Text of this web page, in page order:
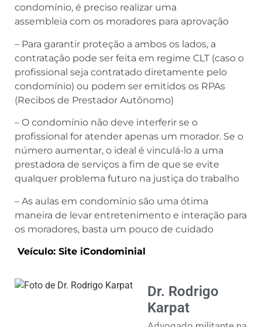
condomínio, é preciso realizar uma
assembleia com os moradores para aprovação
– Para garantir proteção a ambos os lados, a
contratação pode ser feita em regime CLT (caso o
profissional seja contratado diretamente pelo
condomínio) ou podem ser emitidos os RPAs
(Recibos de Prestador Autônomo)
– O condomínio não deve interferir se o
profissional for atender apenas um morador. Se o
número aumentar, o ideal é vinculá-lo a uma
prestadora de serviços a fim de que se evite
qualquer problema futuro na justiça do trabalho
– As aulas em condomínio são uma ótima
maneira de levar entretenimento e interação para
os moradores, basta um pouco de cuidado
Veículo: Site iCondominial
Dr. Rodrigo
Karpat